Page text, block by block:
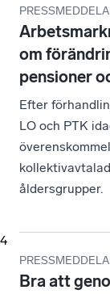
4
om
pensioner
Efter
LO och PTK
åldersgrupper.
Bra att